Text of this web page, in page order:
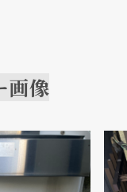
画像
【アフ